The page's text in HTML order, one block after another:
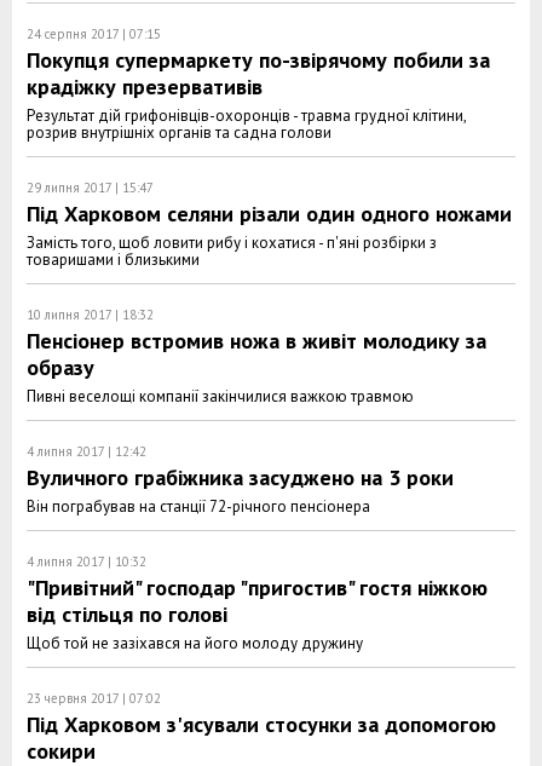
24 серпня 2017 | 07:15
Покупця супермаркету по-звірячому побили за
крадіжку презервативів
Результат дій грифонівців-охоронців - травма грудної клітини,
розрив внутрішніх органів та садна голови
29 липня 2017 | 15:47
Під Харковом селяни різали один одного ножами
Замість того, щоб ловити рибу і кохатися - п'яні розбірки з
товаришами і близькими
10 липня 2017 | 18:32
Пенсіонер встромив ножа в живіт молодику за
образу
Пивні веселощі компанії закінчилися важкою травмою
4 липня 2017 | 12:42
Вуличного грабіжника засуджено на 3 роки
Він пограбував на станції 72-річного пенсіонера
4 липня 2017 | 10:32
"Привітний" господар "пригостив" гостя ніжкою
від стільця по голові
Щоб той не зазіхався на його молоду дружину
23 червня 2017 | 07:02
Під Харковом з'ясували стосунки за допомогою
сокири